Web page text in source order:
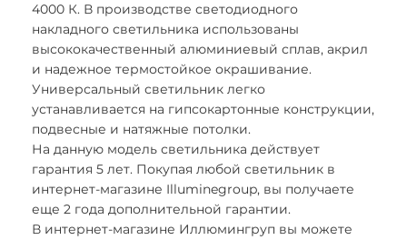
4000 К. В производстве светодиодного
накладного светильника использованы
высококачественный алюминиевый сплав, акрил
и надежное термостойкое окрашивание.
Универсальный светильник легко
устанавливается на гипсокартонные конструкции,
подвесные и натяжные потолки.
На данную модель светильника действует
гарантия 5 лет. Покупая любой светильник в
интернет-магазине Illuminegroup, вы получаете
еще 2 года дополнительной гарантии.
В интернет-магазине Иллюмингруп вы можете